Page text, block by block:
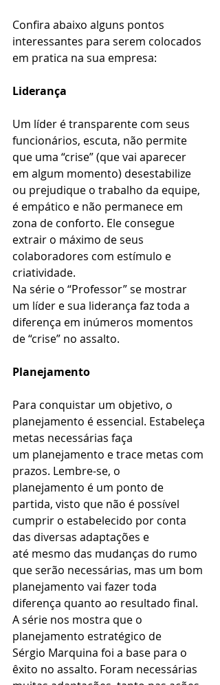
Confira abaixo alguns pontos
interessantes para serem colocados
em pratica na sua empresa:
Liderança
Um líder é transparente com seus
funcionários, escuta, não permite
que uma “crise” (que vai aparecer
em algum momento) desestabilize
ou prejudique o trabalho da equipe,
é empático e não permanece em
zona de conforto. Ele consegue
extrair o máximo de seus
colaboradores com estímulo e
criatividade.
Na série o “Professor” se mostrar
um líder e sua liderança faz toda a
diferença em inúmeros momentos
de “crise” no assalto.
Planejamento
Para conquistar um objetivo, o
planejamento é essencial. Estabeleça
metas necessárias faça
um planejamento e trace metas com
prazos. Lembre-se, o
planejamento é um ponto de
partida, visto que não é possível
cumprir o estabelecido por conta
das diversas adaptações e
até mesmo das mudanças do rumo
que serão necessárias, mas um bom
planejamento vai fazer toda
diferença quanto ao resultado final.
A série nos mostra que o
planejamento estratégico de
Sérgio Marquina foi a base para o
êxito no assalto. Foram necessárias